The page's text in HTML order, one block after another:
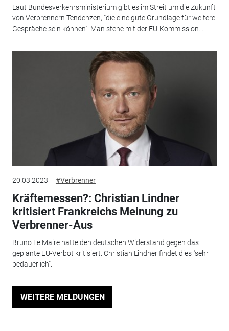
Laut Bundesverkehrsministerium gibt es im Streit um die Zukunft
von Verbrennern Tendenzen, "die eine gute Grundlage für weitere
Gespräche sein können". Man stehe mit der EU-Kommission...
20.03.2023 #Verbrenner
Kräftemessen?: Christian Lindner
kritisiert Frankreichs Meinung zu
Verbrenner-Aus
Bruno Le Maire hatte den deutschen Widerstand gegen das
geplante EU-Verbot kritisiert. Christian Lindner findet dies "sehr
bedauerlich".
WEITERE MELDUNGEN